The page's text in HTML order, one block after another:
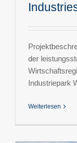
der
Industriepark
Weiterlesen